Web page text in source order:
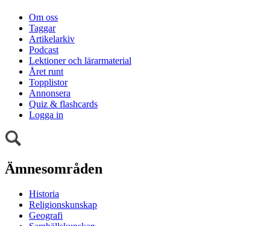
Om oss
Taggar
Artikelarkiv
Podcast
Lektioner och lärarmaterial
Året runt
Topplistor
Annonsera
Quiz & flashcards
Logga in
Ämnesområden
Historia
Religionskunskap
Geografi